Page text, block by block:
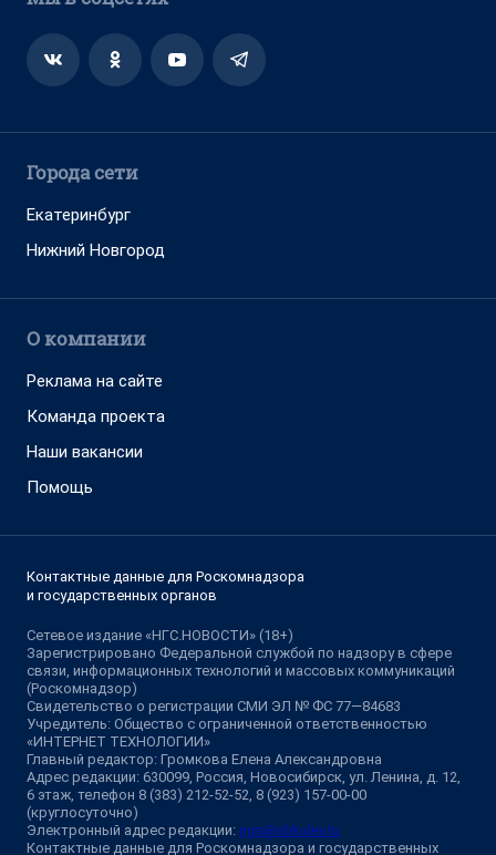
Города сети
Екатеринбург
Нижний Новгород
О компании
Реклама на сайте
Команда проекта
Наши вакансии
Помощь
Контактные данные для Роскомнадзора
и государственных органов
Сетевое издание «НГС.НОВОСТИ» (18+)
Зарегистрировано Федеральной службой по надзору в сфере
связи, информационных технологий и массовых коммуникаций
(Роскомнадзор)
Свидетельство о регистрации СМИ ЭЛ № ФС 77—84683
Учредитель: Общество с ограниченной ответственностью
«ИНТЕРНЕТ ТЕХНОЛОГИИ»
Главный редактор: Громкова Елена Александровна
Адрес редакции: 630099, Россия, Новосибирск, ул. Ленина, д. 12,
6 этаж, телефон 8 (383) 212-52-52, 8 (923) 157-00-00
(круглосуточно)
Электронный адрес редакции: ngs@shkulev.ru
Контактные данные для Роскомнадзора и государственных